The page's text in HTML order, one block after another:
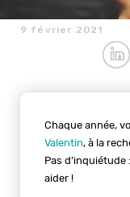
9 février 2021
Chaque année,
Valentin, à la
Pas
aider !